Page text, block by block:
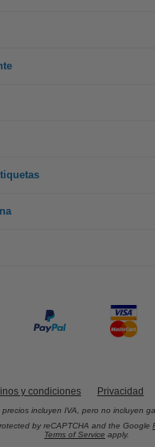
y condiciones Privacidad
precios incluyen IVA, pero no incluyen
by reCAPTCHA and the Google
Terms of Service apply.